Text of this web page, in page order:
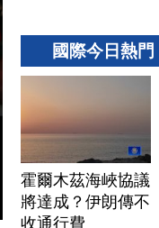
國際今日熱門
霍爾木茲海峽協議
將達成？伊朗傳不
收通行費